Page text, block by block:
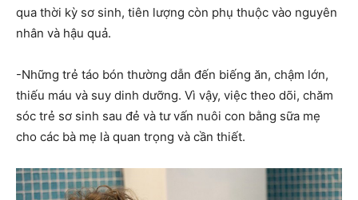
qua thời kỳ sơ sinh, tiên lượng còn phụ thuộc vào nguyên
nhân và hậu quả.
-Những trẻ táo bón thường dẫn đến biếng ăn, chậm lớn,
thiếu máu và suy dinh dưỡng. Vì vậy, việc theo dõi, chăm
sóc trẻ sơ sinh sau đẻ và tư vấn nuôi con bằng sữa mẹ
cho các bà mẹ là quan trọng và cần thiết.